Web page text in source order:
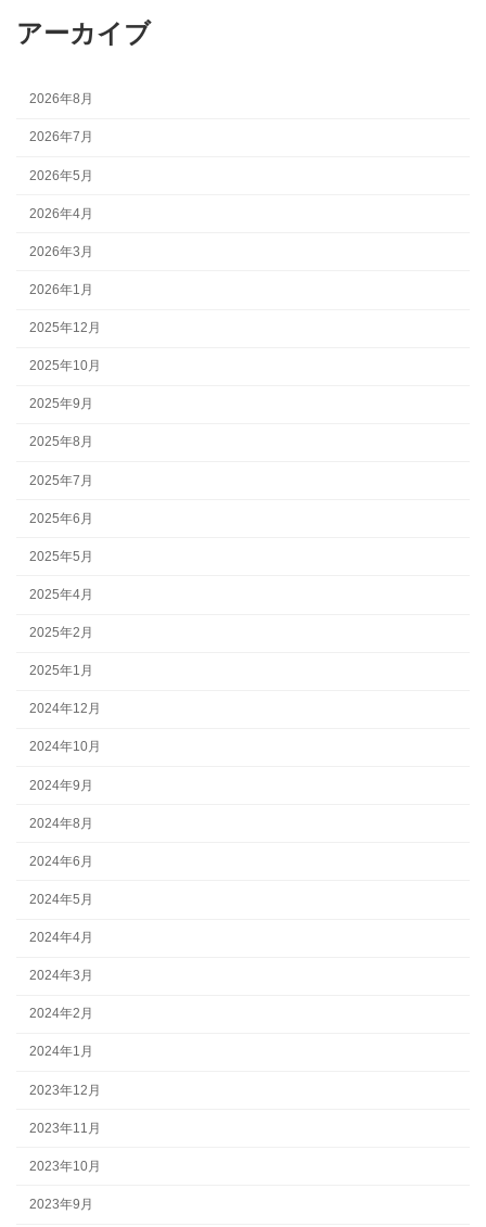
アーカイブ
2026年8月
2026年7月
2026年5月
2026年4月
2026年3月
2026年1月
2025年12月
2025年10月
2025年9月
2025年8月
2025年7月
2025年6月
2025年5月
2025年4月
2025年2月
2025年1月
2024年12月
2024年10月
2024年9月
2024年8月
2024年6月
2024年5月
2024年4月
2024年3月
2024年2月
2024年1月
2023年12月
2023年11月
2023年10月
2023年9月